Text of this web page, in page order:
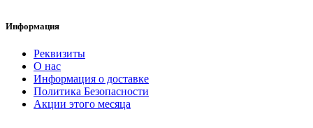
Информация
Реквизиты
О нас
Информация о доставке
Политика Безопасности
Акции этого месяца